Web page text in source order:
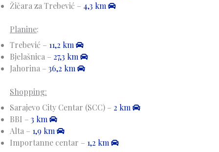
Žičara za Trebević – 4,3 km
Planine:
Trebević – 11,2 km
Bjelašnica – 27,3 km
Jahorina – 36,2 km
Shopping:
Sarajevo City Centar (SCC) – 2 km
BBI – 3 km
Alta – 1,9 km
Importanne centar – 1,2 km